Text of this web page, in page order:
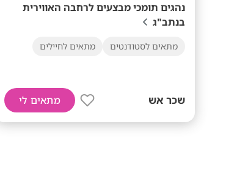
נהגים תומכי מבצעים לרחבה האווירית
בנתב"ג
מתאים לסטודנטים מתאים לחיילים
שכר אש מתאים לי